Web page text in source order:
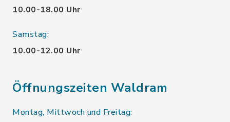
10.00-18.00 Uhr
Samstag:
10.00-12.00 Uhr
Öffnungszeiten Waldram
Montag, Mittwoch und Freitag: